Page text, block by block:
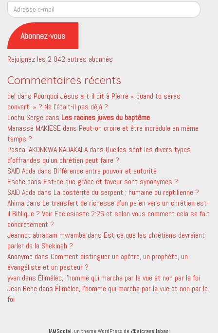
Adresse
e-
mail
Abonnez-vous
Rejoignez les 2 042 autres abonnés
Commentaires récents
del dans Pourquoi Jésus a-t-il dit à Pierre « quand tu seras
converti » ? Ne l’était-il pas déjà ?
Lochu Serge dans Les racines juives du baptême
Manassé MAKIESE dans Peut-on croire et être incrédule en même
temps ?
Pascal AKONKWA KADAKALA dans Quelles sont les divers types
d’offrandes qu’un chrétien peut faire ?
SAID Adda dans Différence entre pouvoir et autorité
Esehe dans Est-ce que grâce et faveur sont synonymes ?
SAID Adda dans La postérité du serpent ; humaine ou reptilienne ?
Ahima dans Le transfert de richesse d’un païen vers un chrétien est-
il Biblique ? Voir Ecclesiaste 2:26 et selon vous comment cela se fait
concrètement ?
Jeannot abraham mwamba dans Est-ce que les chrétiens devraient
parler de la Shekinah ?
Anonyme dans Comment distinguer un apôtre, un prophète, un
évangéliste et un pasteur ?
yvan dans Élimélec, l’homme qui marcha par la vue et non par la foi
Jean Rene dans Élimélec, l’homme qui marcha par la vue et non par la
foi
IAMSocial, un theme WordPress de @aicragellebasi